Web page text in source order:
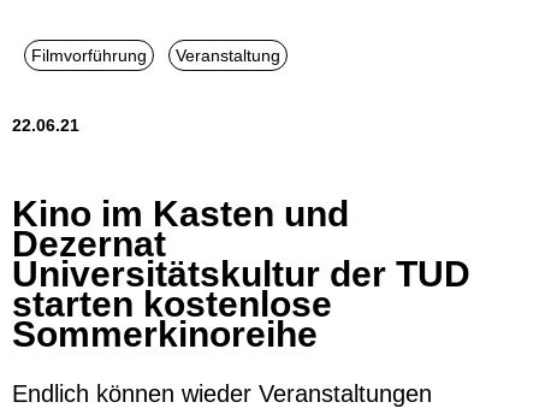
22.06.21
Kino im Kasten und
Dezernat
Universitätskultur der TUD
starten kostenlose
Sommerkinoreihe
Endlich können wieder Veranstaltungen